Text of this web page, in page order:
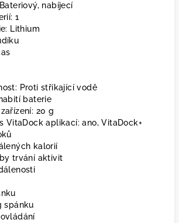
nabíjecí
1
Lithium
Proti stříkající vodě
baterie
20 g
VitaDock aplikací: ano, VitaDock+
kalorií
trvání aktivit
spánku